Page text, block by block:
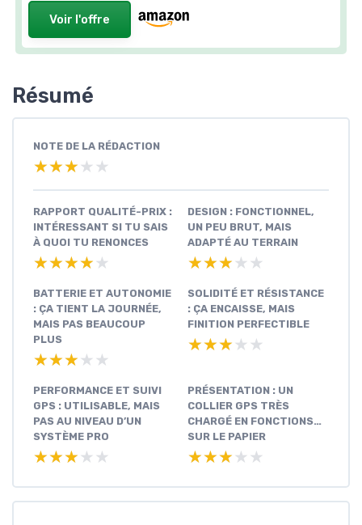
Voir l'offre
Résumé
NOTE DE LA RÉDACTION
★★★★★
★★★★★
RAPPORT QUALITÉ-PRIX :
INTÉRESSANT SI TU SAIS
À QUOI TU RENONCES
★★★★★
★★★★★
DESIGN : FONCTIONNEL,
UN PEU BRUT, MAIS
ADAPTÉ AU TERRAIN
★★★★★
★★★★★
BATTERIE ET AUTONOMIE
: ÇA TIENT LA JOURNÉE,
MAIS PAS BEAUCOUP
PLUS
★★★★★
★★★★★
SOLIDITÉ ET RÉSISTANCE
: ÇA ENCAISSE, MAIS
FINITION PERFECTIBLE
★★★★★
★★★★★
PERFORMANCE ET SUIVI
GPS : UTILISABLE, MAIS
PAS AU NIVEAU D’UN
SYSTÈME PRO
★★★★★
★★★★★
PRÉSENTATION : UN
COLLIER GPS TRÈS
CHARGÉ EN FONCTIONS…
SUR LE PAPIER
★★★★★
★★★★★